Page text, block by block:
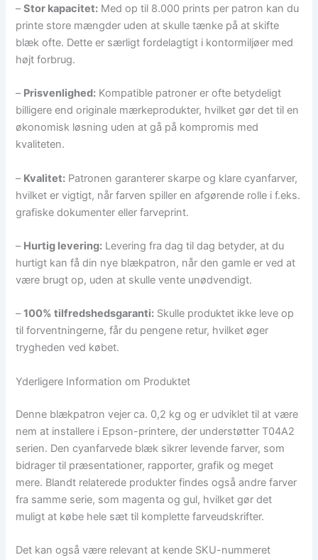
–Stor kapacitet: Med op til 8.000 prints per patron kan du
printe store mængder uden at skulle tænke på at skifte
blæk ofte. Dette er særligt fordelagtigt i kontormiljøer med
højt forbrug.
– Prisvenlighed: Kompatible patroner er ofte betydeligt
billigere end originale mærkeprodukter, hvilket gør det til en
økonomisk løsning uden at gå på kompromis med
kvaliteten.
– Kvalitet: Patronen garanterer skarpe og klare cyanfarver,
hvilket er vigtigt, når farven spiller en afgørende rolle i f.eks.
grafiske dokumenter eller farveprint.
– Hurtig levering: Levering fra dag til dag betyder, at du
hurtigt kan få din nye blækpatron, når den gamle er ved at
være brugt op, uden at skulle vente unødvendigt.
–100% tilfredshedsgaranti: Skulle produktet ikke leve op
til forventningerne, får du pengene retur, hvilket øger
trygheden ved købet.
Yderligere Information om Produktet
Denne blækpatron vejer ca. 0,2 kg og er udviklet til at være
nem at installere i Epson-printere, der understøtter T04A2
serien. Den cyanfarvede blæk sikrer levende farver, som
bidrager til præsentationer, rapporter, grafik og meget
mere. Blandt relaterede produkter findes også andre farver
fra samme serie, som magenta og gul, hvilket gør det
muligt at købe hele sæt til komplette farveudskrifter.
Det kan også være relevant at kende SKU-nummeret